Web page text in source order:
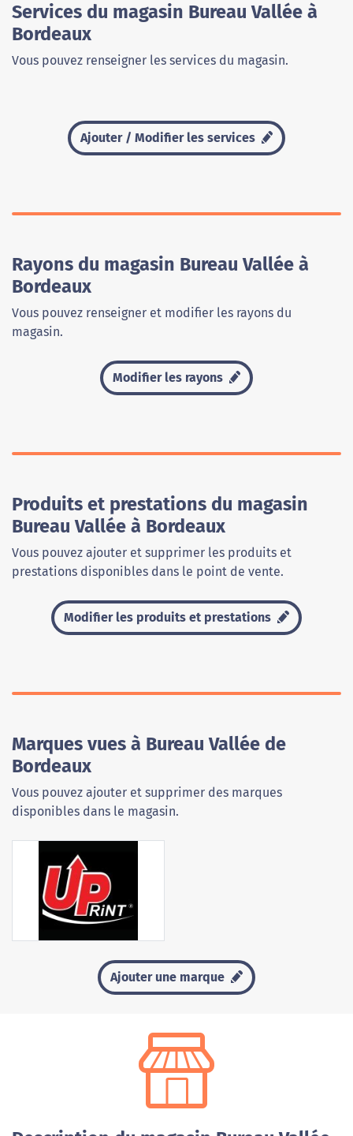
Services du magasin Bureau Vallée à
Bordeaux
Vous pouvez renseigner les services du magasin.
Ajouter / Modifier les services
Rayons du magasin Bureau Vallée à
Bordeaux
Vous pouvez renseigner et modifier les rayons du
magasin.
Modifier les rayons
Produits et prestations du magasin
Bureau Vallée à Bordeaux
Vous pouvez ajouter et supprimer les produits et
prestations disponibles dans le point de vente.
Modifier les produits et prestations
Marques vues à Bureau Vallée de
Bordeaux
Vous pouvez ajouter et supprimer des marques
disponibles dans le magasin.
Ajouter une marque